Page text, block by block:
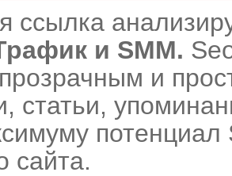
ссылка
и SMM.
и
статьи,
сайта.